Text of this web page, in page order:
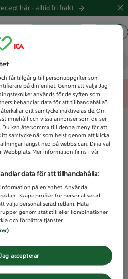
här -alltid fri frakt
idag?
error
får tillgång till personuppgifter som
på din enhet. Genom att välja Jag
används för de syften som
behandlar data för att tillhandahålla”.
ditt samtycke inaktiveras de. Om
innehåll och vissa annonser som du ser
kan återkomma till denna meny för att
samtycke när som helst genom att klicka
längst ned på webbsidan. Dina val
Webbplats. Mer information finns i vår
data för att tillhandahålla:
på en enhet. Använda
Skapa profiler för personaliserad
välja personaliserad reklam. Mäta
genom statistik eller kombinationer
och förbättra tjänster.
Jag accepterar